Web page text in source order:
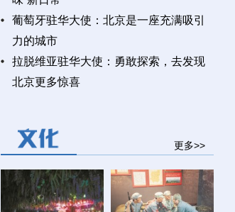
葡萄牙驻华大使：北京是一座充满吸引
力的城市
拉脱维亚驻华大使：勇敢探索，去发现
北京更多惊喜
更多>>